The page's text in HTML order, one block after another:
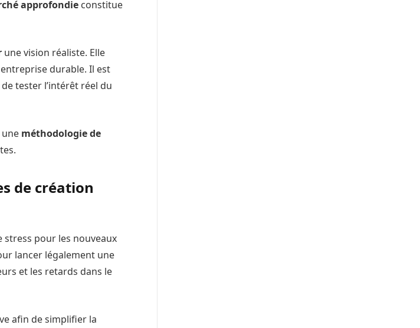
approfondie constitue
une vision réaliste. Elle
durable. Il est
tester l’intérêt réel du
méthodologie de
de création
pour les nouveaux
lancer légalement une
et les retards dans le
afin de simplifier la